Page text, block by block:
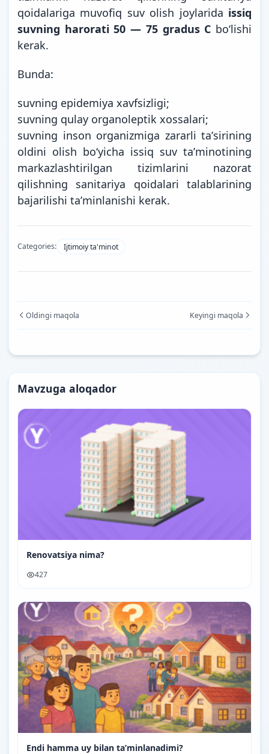
qoidalariga muvofiq suv olish joylarida issiq
suvning harorati 50 — 75 gradus C boʻlishi
kerak.
Bunda:
suvning epidemiya xavfsizligi;
suvning qulay organoleptik xossalari;
suvning inson organizmiga zararli taʼsirining
oldini olish boʻyicha issiq suv taʼminotining
markazlashtirilgan tizimlarini nazorat
qilishning sanitariya qoidalari talablarining
bajarilishi taʼminlanishi kerak.
Categories: Ijtimoiy ta'minot
Oldingi maqola Keyingi maqola
Mavzuga aloqador
Renovatsiya nima?
427
Endi hamma uy bilan ta’minlanadimi?